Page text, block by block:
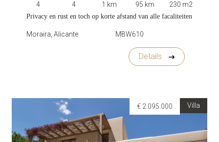
4 4 1 km 95 km 230 m2
Privacy en rust en toch op korte afstand van alle facaliteiten
Moraira, Alicante MBW610
Details
Villa
€ 2.095.000